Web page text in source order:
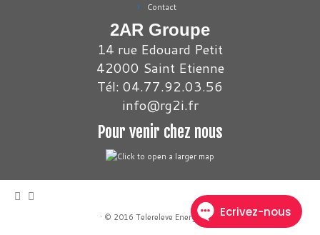
Contact
2AR Groupe
14 rue Edouard Petit
42000 Saint Etienne
Tél: 04.77.92.03.56
info@rg2i.fr
Pour venir chez nous
· © 2016 Telereleve Energies·